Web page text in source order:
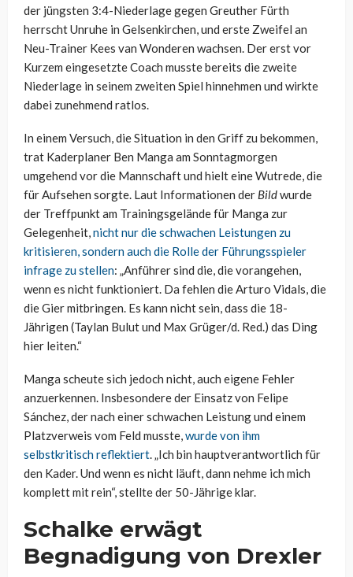
der jüngsten 3:4-Niederlage gegen Greuther Fürth
herrscht Unruhe in Gelsenkirchen, und erste Zweifel an
Neu-Trainer Kees van Wonderen wachsen. Der erst vor
Kurzem eingesetzte Coach musste bereits die zweite
Niederlage in seinem zweiten Spiel hinnehmen und wirkte
dabei zunehmend ratlos.
In einem Versuch, die Situation in den Griff zu bekommen,
trat Kaderplaner Ben Manga am Sonntagmorgen
umgehend vor die Mannschaft und hielt eine Wutrede, die
für Aufsehen sorgte. Laut Informationen der Bildwurde
der Treffpunkt am Trainingsgelände für Manga zur
Gelegenheit,nicht nur die schwachen Leistungen zu
kritisieren, sondern auch die Rolle der Führungsspieler
infrage zu stellen: „Anführer sind die, die vorangehen,
wenn es nicht funktioniert. Da fehlen die Arturo Vidals, die
die Gier mitbringen. Es kann nicht sein, dass die 18-
Jährigen (Taylan Bulut und Max Grüger/d. Red.) das Ding
hier leiten.“
Manga scheute sich jedoch nicht, auch eigene Fehler
anzuerkennen. Insbesondere der Einsatz von Felipe
Sánchez, der nach einer schwachen Leistung und einem
Platzverweis vom Feld musste,wurde von ihm
selbstkritisch reflektiert. „Ich bin hauptverantwortlich für
den Kader. Und wenn es nicht läuft, dann nehme ich mich
komplett mit rein“, stellte der 50-Jährige klar.
Schalke erwägt
Begnadigung von Drexler